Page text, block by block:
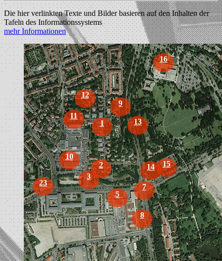
Die hier verlinkten Texte und Bilder basieren auf den Inhalten der
Tafeln des Informationssystems
mehr Informationen
1
2
3
5
7
8
9
10
11
12
13
14 15
16
23